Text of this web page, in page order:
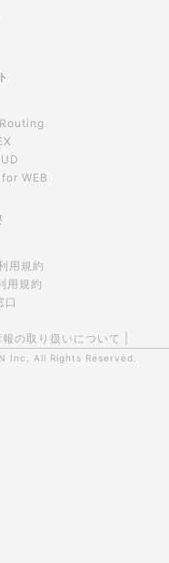
WEB
用規約
用規約
口
の取り扱いについて
Inc. All Rights Reserved.